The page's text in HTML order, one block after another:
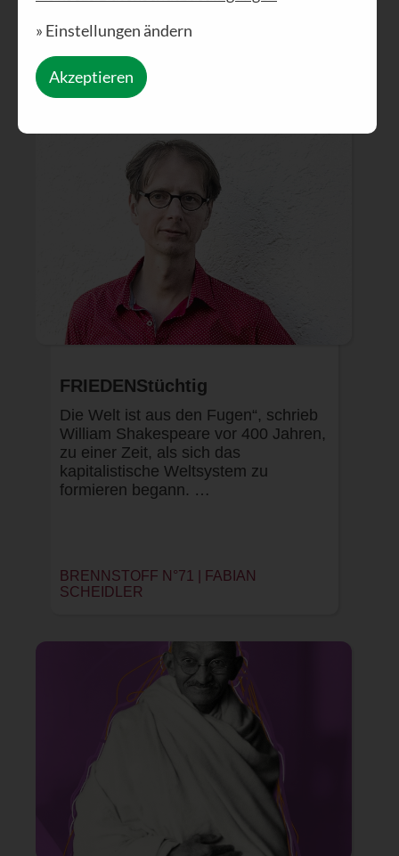
FRIEDENStüchtig
Die Welt ist aus den Fugen“, schrieb
William Shakespeare vor 400 Jahren,
zu einer Zeit, als sich das
kapitalistische Weltsystem zu
formieren begann. …
BRENNSTOFF N°71 | FABIAN
SCHEIDLER
» Einstellungen ändern
Akzeptieren